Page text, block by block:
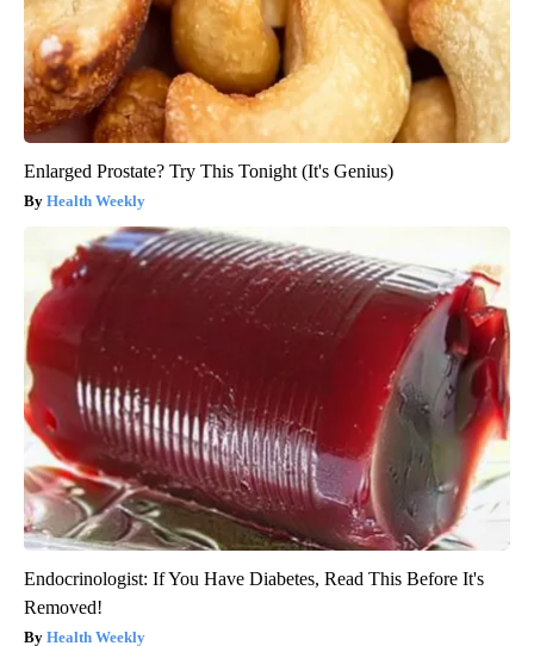
Enlarged Prostate? Try This Tonight (It's Genius)
Health Weekly
Endocrinologist: If You Have Diabetes, Read This Before It's
Removed!
Health Weekly